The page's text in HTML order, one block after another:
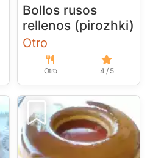
Bollos rusos
rellenos (pirozhki)
Otro
Otro 4 / 5